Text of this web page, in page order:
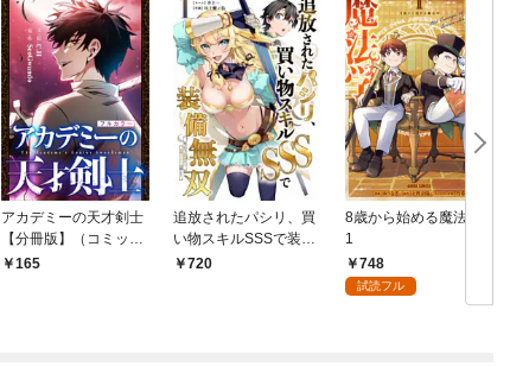
アカデミーの天才剣士
【分冊版】（コミッ
ク） １話【フルカラ
165
追放されたパシリ、買
い物スキルSSSで装備
無双 ～買ったモノを
720
8歳から始める魔法学
1
748
試読フル